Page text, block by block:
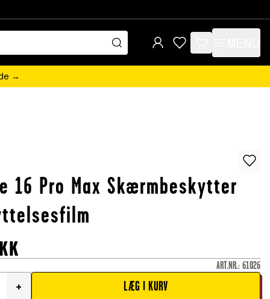
items in cart, view
→
16 Pro Max Skærmbeskytter
ART.NR.: 61026
+ LÆG I KURV